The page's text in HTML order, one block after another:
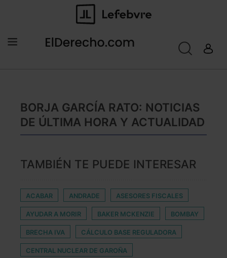
BORJA GARCÍA RATO: NOTICIAS
DE ÚLTIMA HORA Y ACTUALIDAD
TAMBIÉN TE PUEDE INTERESAR
ACABAR ANDRADE ASESORES FISCALES
AYUDAR A MORIR BAKER MCKENZIE BOMBAY
BRECHA IVA CÁLCULO BASE REGULADORA
CENTRAL NUCLEAR DE GAROÑA